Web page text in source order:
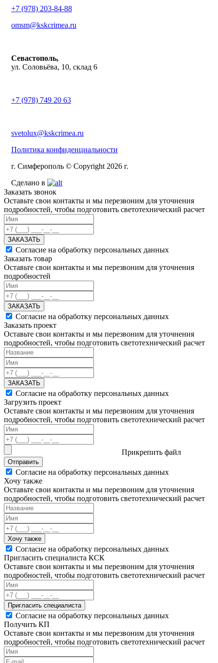
+7 (978) 203-84-88
omsm@kskcrimea.ru
Севастополь,
ул. Соловьёва, 10, склад 6
+7 (978) 749 20 63
svetolux@kskcrimea.ru
Политика конфиденциальности
г. Симферополь © Copyright 2026 г.
Сделано в
Заказать звонок
Оставьте свои контакты и мы перезвоним для уточнения
подробностей, чтобы подготовить светотехнический расчет
ЗАКАЗАТЬ
Согласие на обработку персональных данных
Заказать товар
Оставьте свои контакты и мы перезвоним для уточнения
подробностей
ЗАКАЗАТЬ
Согласие на обработку персональных данных
Заказать проект
Оставьте свои контакты и мы перезвоним для уточнения
подробностей, чтобы подготовить светотехнический расчет
ЗАКАЗАТЬ
Согласие на обработку персональных данных
Загрузить проект
Оставьте свои контакты и мы перезвоним для уточнения
подробностей, чтобы подготовить светотехнический расчет
Прикрепить файл
Отправить
Согласие на обработку персональных данных
Хочу также
Оставьте свои контакты и мы перезвоним для уточнения
подробностей, чтобы подготовить светотехнический расчет
Хочу также
Согласие на обработку персональных данных
Пригласить специалиста КСК
Оставьте свои контакты и мы перезвоним для уточнения
подробностей, чтобы подготовить светотехнический расчет
Пригласить специалиста
Согласие на обработку персональных данных
Получить КП
Оставьте свои контакты и мы перезвоним для уточнения
подробностей, чтобы подготовить светотехнический расчет